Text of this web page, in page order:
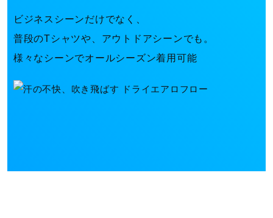
ビジネスシーンだけでなく、
普段のTシャツや、アウトドアシーンでも。
様々なシーンでオールシーズン着用可能